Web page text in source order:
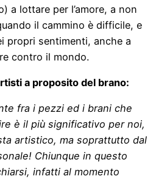
a lottare per l’amore, a non
il cammino è difficile, e
propri sentimenti, anche a
contro il mondo.
a proposito del brano:
fra i pezzi ed i brani che
è il più significativo per noi,
artistico, ma soprattutto dal
Chiunque in questo
infatti al momento